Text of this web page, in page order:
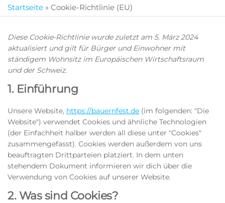
Startseite » Cookie-Richtlinie (EU)
Diese Cookie-Richtlinie wurde zuletzt am 5. März 2024
aktualisiert und gilt für Bürger und Einwohner mit
ständigem Wohnsitz im Europäischen Wirtschaftsraum
und der Schweiz.
1. Einführung
Unsere Website, https://bauernfest.de (im folgenden: "Die
Website") verwendet Cookies und ähnliche Technologien
(der Einfachheit halber werden all diese unter "Cookies"
zusammengefasst). Cookies werden außerdem von uns
beauftragten Drittparteien platziert. In dem unten
stehendem Dokument informieren wir dich über die
Verwendung von Cookies auf unserer Website.
2. Was sind Cookies?